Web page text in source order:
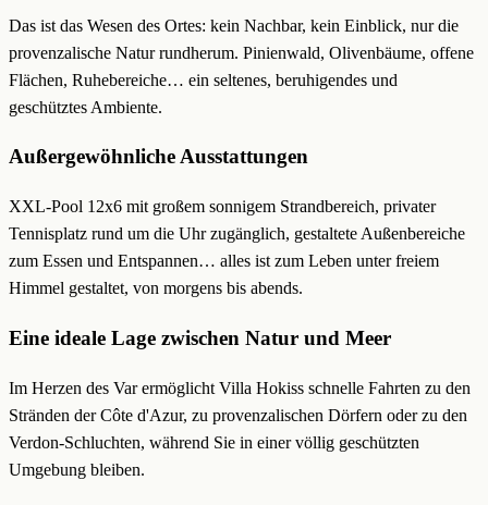
Das ist das Wesen des Ortes: kein Nachbar, kein Einblick, nur die
provenzalische Natur rundherum. Pinienwald, Olivenbäume, offene
Flächen, Ruhebereiche… ein seltenes, beruhigendes und
geschütztes Ambiente.
Außergewöhnliche Ausstattungen
XXL-Pool 12x6 mit großem sonnigem Strandbereich, privater
Tennisplatz rund um die Uhr zugänglich, gestaltete Außenbereiche
zum Essen und Entspannen… alles ist zum Leben unter freiem
Himmel gestaltet, von morgens bis abends.
Eine ideale Lage zwischen Natur und Meer
Im Herzen des Var ermöglicht Villa Hokiss schnelle Fahrten zu den
Stränden der Côte d'Azur, zu provenzalischen Dörfern oder zu den
Verdon-Schluchten, während Sie in einer völlig geschützten
Umgebung bleiben.